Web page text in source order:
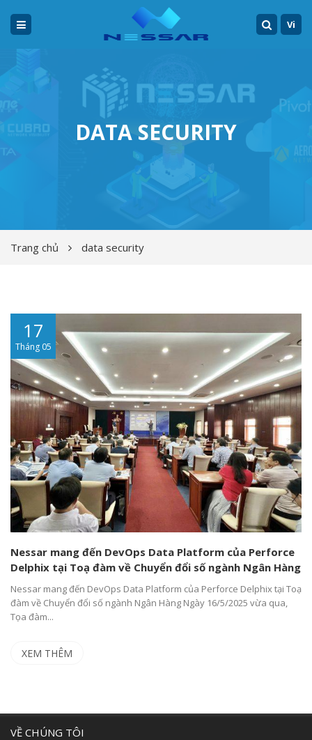
Vi
DATA SECURITY
Trang chủ data security
17
Tháng 05
Nessar mang đến DevOps Data Platform của Perforce
Delphix tại Toạ đàm về Chuyển đổi số ngành Ngân Hàng
Nessar mang đến DevOps Data Platform của Perforce Delphix tại Toạ
đàm về Chuyển đổi số ngành Ngân Hàng Ngày 16/5/2025 vừa qua,
Tọa đàm...
XEM THÊM
VỀ CHÚNG TÔI